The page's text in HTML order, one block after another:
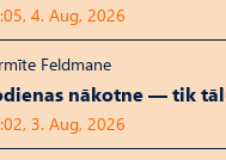
4. Aug, 2026
Feldmane
nākotne — tik
3. Aug, 2026